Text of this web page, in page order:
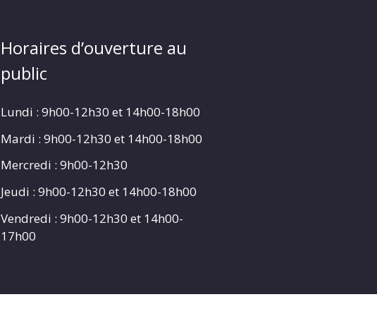
Horaires d’ouverture au
public
Lundi : 9h00-12h30 et 14h00-18h00
Mardi : 9h00-12h30 et 14h00-18h00
Mercredi : 9h00-12h30
Jeudi : 9h00-12h30 et 14h00-18h00
Vendredi : 9h00-12h30 et 14h00-
17h00